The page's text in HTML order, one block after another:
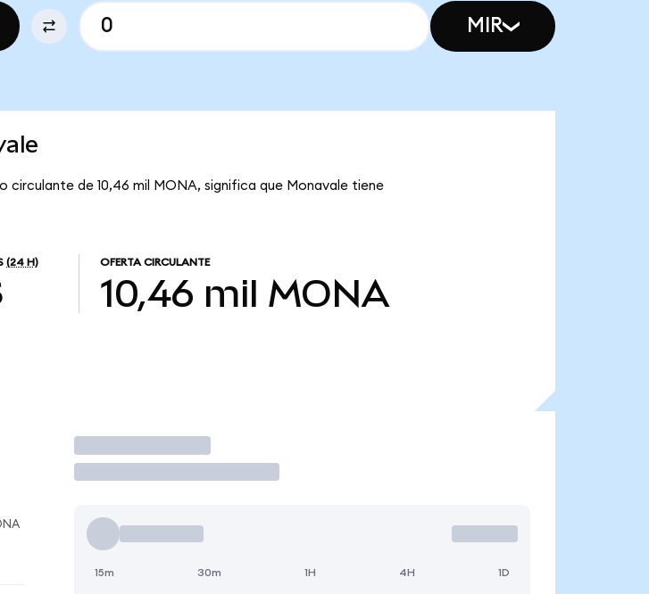
MIR
circulante de 10,46 mil MONA, significa que Monavale tiene
(24 H) OFERTA CIRCULANTE
10,46 mil MONA
Operar
15m 30m 1H 4H 1D